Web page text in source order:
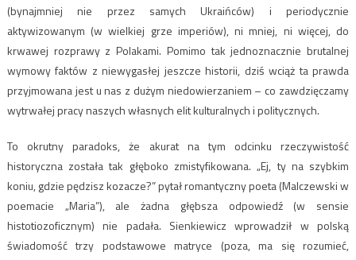
(bynajmniej nie przez samych Ukraińców) i periodycznie
aktywizowanym (w wielkiej grze imperiów), ni mniej, ni więcej, do
krwawej rozprawy z Polakami. Pomimo tak jednoznacznie brutalnej
wymowy faktów z niewygasłej jeszcze historii, dziś wciąż ta prawda
przyjmowana jest u nas z dużym niedowierzaniem – co zawdzięczamy
wytrwałej pracy naszych własnych elit kulturalnych i politycznych.
To okrutny paradoks, że akurat na tym odcinku rzeczywistość
historyczna została tak głęboko zmistyfikowana. „Ej, ty na szybkim
koniu, gdzie pędzisz kozacze?” pytał romantyczny poeta (Malczewski w
poemacie „Maria”), ale żadna głębsza odpowiedź (w sensie
histotiozoficznym) nie padała. Sienkiewicz wprowadził w polską
świadomość trzy podstawowe matryce (poza, ma się rozumieć,